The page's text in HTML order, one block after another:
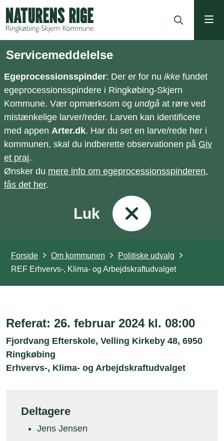
Servicemeddelelse
Egeprocessionsspinder: Der er for nu ikke fundet
egeprocessionsspindere i Ringkøbing-Skjern
Kommune. Vær opmærksom og undgå at røre ved
mistænkelige larver/reder. Larven kan identificere
med appen Arter.dk. Har du set en larve/rede her i
kommunen, skal du indberette observationen på Giv
et praj.
Ønsker du mere info om egeprocessionsspinderen,
fås det her.
Luk
Forside Om kommunen
Politiske udvalg
REF Erhvervs-, Klima- og Arbejdskraftudvalget
Referat: 26. februar 2024 kl. 08:00
Fjordvang Efterskole, Velling Kirkeby 48, 6950
Ringkøbing
Erhvervs-, Klima- og Arbejdskraftudvalget
Deltagere
Jens Jensen